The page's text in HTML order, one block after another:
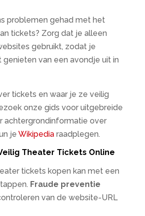
problemen gehad met het
tickets? Zorg dat je alleen
gebruikt, zodat je
genieten van een avondje uit in
tickets en waar je ze veilig
onze gids voor uitgebreide
achtergrondinformatie over
je Wikipediaraadplegen.
Theater Tickets Online
tickets kopen kan met een
Fraude preventie
van de website-URL